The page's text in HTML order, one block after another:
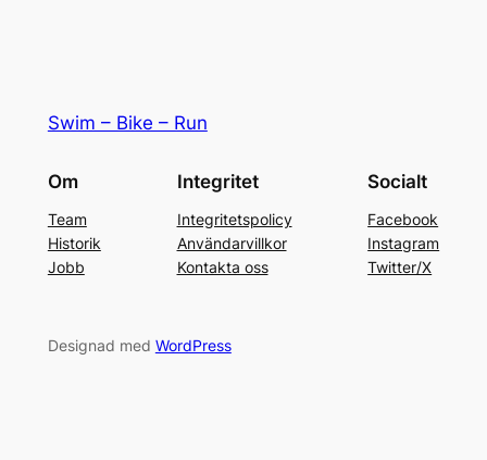
Swim – Bike – Run
Om
Team
Historik
Jobb
Integritet
Integritetspolicy
Användarvillkor
Kontakta oss
Socialt
Facebook
Instagram
Twitter/X
Designad med WordPress